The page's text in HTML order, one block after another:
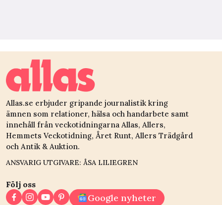
Allas.se erbjuder gripande journalistik kring
ämnen som relationer, hälsa och handarbete samt
innehåll från veckotidningarna Allas, Allers,
Hemmets Veckotidning, Året Runt, Allers Trädgård
och Antik & Auktion.
ANSVARIG UTGIVARE: ÅSA LILIEGREN
Följ oss
Google nyheter